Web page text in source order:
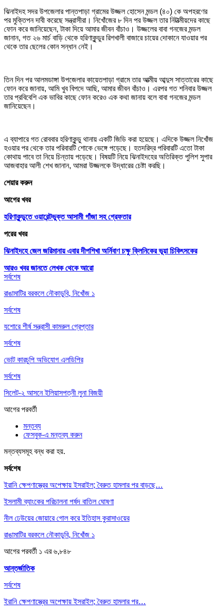
ঝিনাইদহ সদর উপজেলার পান্তপাড়া গ্রামের উজ্জল হোসেন মন্ডল (৪০) কে অপহরণের
পর মুক্তিপন দাবী করেছে সন্ত্রাসীরা। নিখোঁজের ৮ দিন পর উজ্জল তার নিটাত্মীয়দের কাছে
ফোন করে জানিয়েছেন, টাকা দিয়ে আমার জীবন বাঁচাও। উজ্জলের বাবা গনজের মন্ডল
জানান, গত ২৬ মার্চ বাড়ি থেকে হরিণাকুন্ডুর রিশখালী বাজারে চায়ের দোকানে যাওয়ার পর
থেকে তার ছেলের কোন সন্ধান নেই।
তিন দিন পর আলমডাঙ্গা উপজেলার কায়েতপাড়া গ্রামে তার আত্মীয় আব্দুস সাত্তারের কাছে
ফোন করে জানায়, আমি খুব বিপদে আছি, আমার জীবন বাঁচাও। এরপর গত শনিবার উজ্জল
তার প্রবিবেশি এক ভাবির কাছে ফোন করেও এক কথা জানায় বলে বাবা গনজের মন্ডল
জানিয়েছেন।
এ ব্যাপারে গত রোববার হরিণাকুন্ডু থানায় একটি জিডি করা হয়েছে। এদিকে উজ্জল নিখোঁজ
হওয়ার পর থেকে তার পরিবারটি শোকে ভেঙ্গে পড়েছে। হতদরিদ্র পরিবারটি এতো টাকা
কোথায় পাবে তা নিয়ে চিন্তায় পড়েছে। বিষয়টি নিয়ে ঝিনাইদহের অতিরিক্ত পুলিশ সুপার
আজবাহার আলী শেখ জানান, আমরা উজ্জলকে উদ্ধারের চেষ্টা করছি।
শেয়ার করুন
আগের খবর
হরিণাকুন্ডুতে ওয়ারেন্টভুক্ত আসামী গাঁজা সহ গ্রেফতার
পরের খবর
ঝিনাইদহে জেল জরিমানায় এবার দীপশিখা অর্নিবাণ চক্ষু ক্লিনিকের ভূয়া চিকিৎসকের
আরও খবর জানতে লেখক থেকে আরো
সর্বশেষ
রাঙামাটির বরকলে নৌকাডুবি, নিখোঁজ ১
সর্বশেষ
যশোরে শীর্ষ সন্ত্রাসী কামরুল গ্রেপ্তার
সর্বশেষ
ভোট কারচুপি অভিযোগ এলডিপির
সর্বশেষ
সিলেট-২ আসনে ইলিয়াসপত্নী লুনা বিজয়ী
আগেরপরবর্তী
মন্তব্য
ফেসবুক-এ মন্তব্য করুন
মন্তব্যসমূহ বন্ধ করা হয়.
সর্বশেষ
ইরানি ক্ষেপণাস্ত্রের অপেক্ষায় ইসরাইল; বৈরুত হামলার পর বাড়ছে…
ইসলামী ব্যাংকের পরিচালনা পর্ষদ বাতিল ঘোষণা
নীল ঢেউয়ের জোয়ারে গোল করে ইতিহাস কুরাসাওয়ের
রাঙামাটির বরকলে নৌকাডুবি, নিখোঁজ ১
আগেরপরবর্তী ১ এর ৬,৮৪৮
আন্তর্জাতিক
সর্বশেষ
ইরানি ক্ষেপণাস্ত্রের অপেক্ষায় ইসরাইল; বৈরুত হামলার পর…